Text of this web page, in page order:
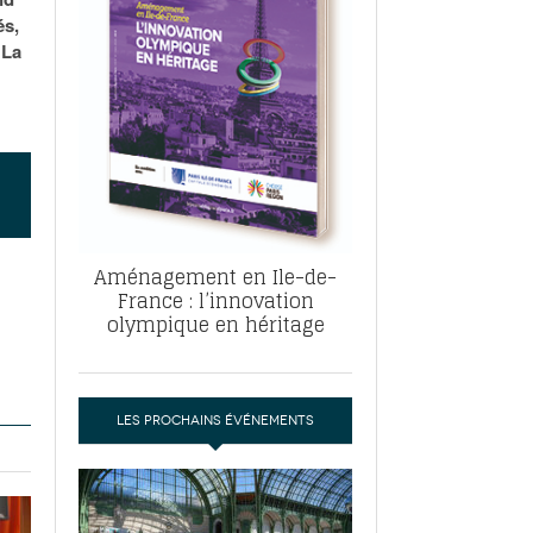
pour
2026
ABF, ZAC : F. Vauglin détaille sa
pour l’urbanisme parisien- 17
de la tech et de la finance
marché de la location de luxe-
Aménagement en Ile-de-
France : l’innovation
olympique en héritage
LES PROCHAINS ÉVÉNEMENTS